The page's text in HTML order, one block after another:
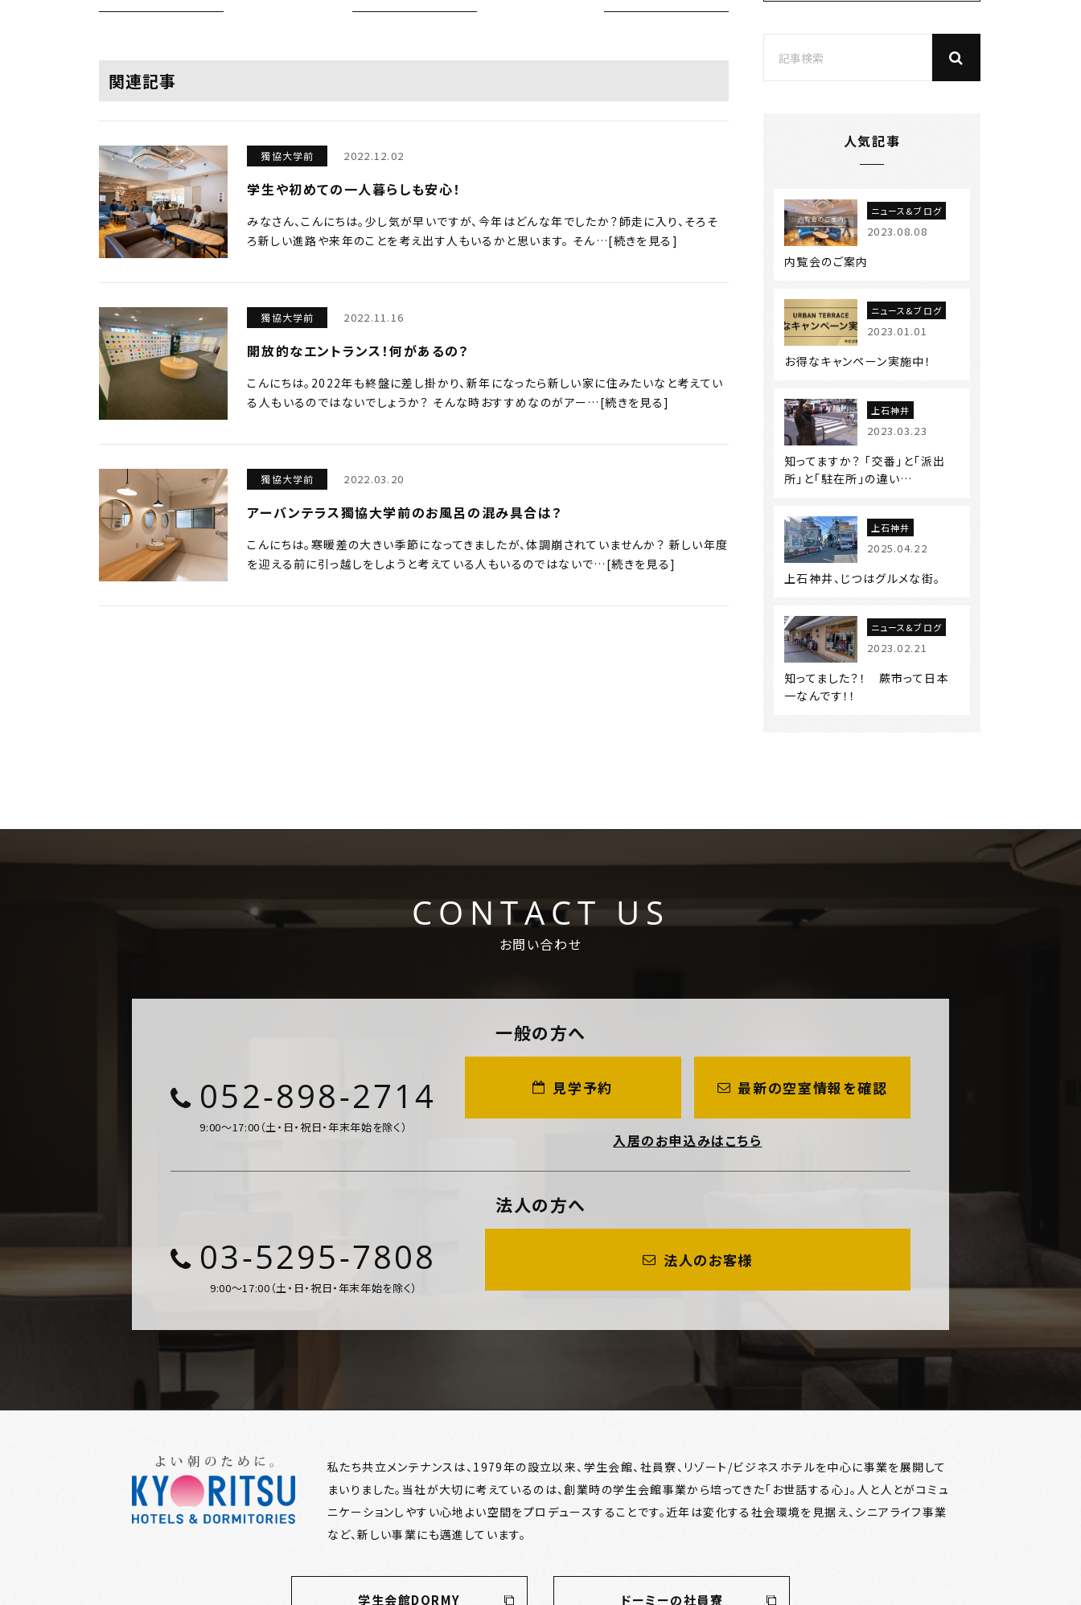
関連記事
獨協大学前 2022.12.02
学生や初めての一人暮らしも安心！
みなさん、こんにちは。少し気が早いですが、今年はどんな年でしたか？師走に入り、そろそ
ろ新しい進路や来年のことを考え出す人もいるかと思います。 そん…[続きを見る]
獨協大学前 2022.11.16
開放的なエントランス！何があるの？
こんにちは。2022年も終盤に差し掛かり、新年になったら新しい家に住みたいなと考えてい
る人もいるのではないでしょうか？ そんな時おすすめなのがアー…[続きを見る]
獨協大学前 2022.03.20
アーバンテラス獨協大学前のお風呂の混み具合は？
こんにちは。寒暖差の大きい季節になってきましたが、体調崩されていませんか？ 新しい年度
を迎える前に引っ越しをしようと考えている人もいるのではないで…[続きを見る]
人気記事
ニュース&ブログ
2023.08.08
内覧会のご案内
ニュース&ブログ
2023.01.01
お得なキャンペーン実施中！
上石神井
2023.03.23
知ってますか？ 「交番」と「派出
所」と「駐在所」の違い…
上石神井
2025.04.22
上石神井、じつはグルメな街。
ニュース&ブログ
2023.02.21
知ってました？！ 蕨市って日本
一なんです！！
CONTACT US
お問い合わせ
一般の方へ
052-898-2714
9:00～17:00（土・日・祝日・年末年始を除く）
見学予約 最新の空室情報を確認
入居のお申込みはこちら
法人の方へ
03-5295-7808
9:00～17:00（土・日・祝日・年末年始を除く）
法人のお客様
私たち共立メンテナンスは、1979年の設立以来、学生会館、社員寮、リゾート/ビジネスホテルを中心に事業を展開して
まいりました。 当社が大切に考えているのは、創業時の学生会館事業から培ってきた「お世話する心」。人と人とがコミュ
ニケーションしやすい心地よい空間をプロデュースすることです。 近年は変化する社会環境を見据え、シニアライフ事業
など、新しい事業にも邁進しています。
学生会館DORMY ドーミーの社員寮